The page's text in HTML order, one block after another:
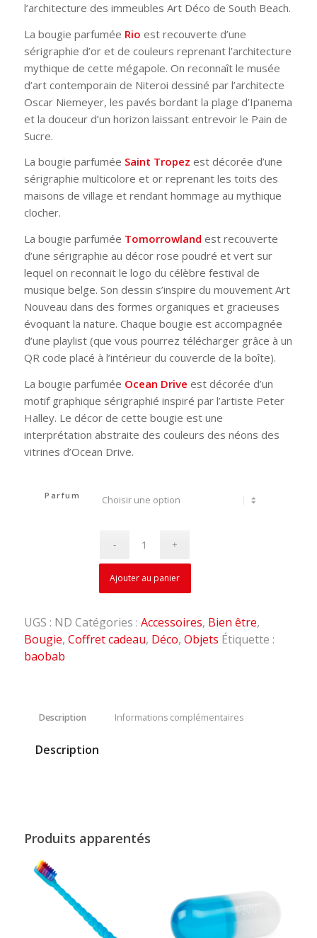
l’architecture des immeubles Art Déco de South Beach.
La bougie parfumée Rio est recouverte d’une
sérigraphie d’or et de couleurs reprenant l’architecture
mythique de cette mégapole. On reconnaît le musée
d’art contemporain de Niteroi dessiné par l’architecte
Oscar Niemeyer, les pavés bordant la plage d’Ipanema
et la douceur d’un horizon laissant entrevoir le Pain de
Sucre.
La bougie parfumée Saint Tropez est décorée d’une
sérigraphie multicolore et or reprenant les toits des
maisons de village et rendant hommage au mythique
clocher.
La bougie parfumée Tomorrowland est recouverte
d’une sérigraphie au décor rose poudré et vert sur
lequel on reconnait le logo du célèbre festival de
musique belge. Son dessin s’inspire du mouvement Art
Nouveau dans des formes organiques et gracieuses
évoquant la nature. Chaque bougie est accompagnée
d’une playlist (que vous pourrez télécharger grâce à un
QR code placé à l’intérieur du couvercle de la boîte).
La bougie parfumée Ocean Drive est décorée d’un
motif graphique sérigraphié inspiré par l’artiste Peter
Halley. Le décor de cette bougie est une
interprétation abstraite des couleurs des néons des
vitrines d’Ocean Drive.
Parfum
Ajouter au panier
UGS : ND Catégories : Accessoires, Bien être,
Bougie, Coffret cadeau, Déco, Objets Étiquette :
baobab
Description Informations complémentaires
Description
Produits apparentés